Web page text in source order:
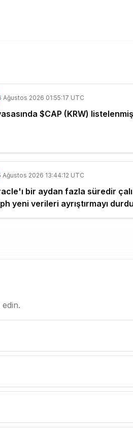
Ağustos 2026 01:55:17 UTC
$CAP (KRW)
Ağustos 2026 13:44:12 UTC
bir aydan fazla süredir
yeni verileri ayrıştırmayı